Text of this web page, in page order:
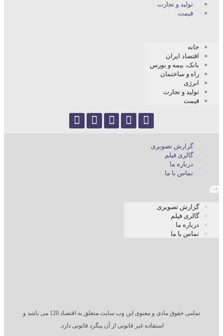
تولید و تجارت
قیمت
خانه
اقتصاد ایران
بانک، بیمه و بورس
راه و ساختمان
انرژی
تولید و تجارت
قیمت
گزارش تصویری
گالری فیلم
درباره ما
تماس با ما
گزارش تصویری
گالری فیلم
درباره ما
تماس با ما
تمامی حقوق مادی و معنوی این وب سایت متعلق به اقتصاد 120 می باشد و
استفاده غیر قانونی از آن پیگرد قانونی دارد.